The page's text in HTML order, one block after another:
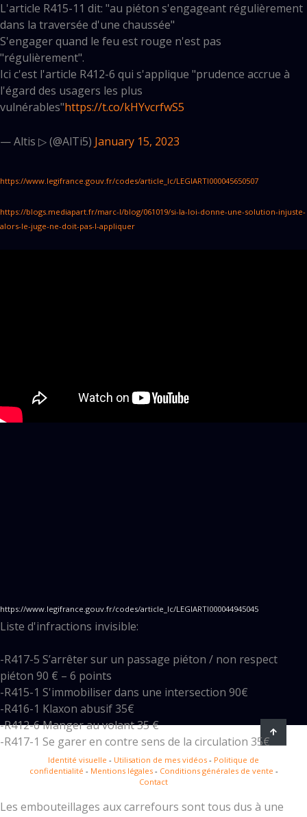
L'article R415-11 dit: "au piéton s'engageant régulièrement
dans la traversée d'une chaussée"
S'engager quand le feu est rouge n'est pas
"régulièrement".
Ici c'est l'article R412-6 qui s'applique "prudence accrue à
l'égard des usagers les plus
vulnérables"https://t.co/kHYvcrfwS5
— Altis ▷ (@AlTi5) January 15, 2023
https://www.legifrance.gouv.fr/codes/article_lc/LEGIARTI000045650507
https://blogs.mediapart.fr/marc-l/blog/061019/si-la-loi-donne-une-solution-injuste-
alors-le-juge-ne-doit-pas-l-appliquer
https://www.legifrance.gouv.fr/codes/article_lc/LEGIARTI000044945045
Liste d'infractions invisible:
-R417-5 S’arrêter sur un passage piéton / non respect
piéton 90 € – 6 points
-R415-1 S'immobiliser dans une intersection 90€
-R416-1 Klaxon abusif 35€
-R412-6 Manger au volant 35 €
-R417-1 Se garer en contre sens de la circulation 35€
— Altis ▷ (@AlTi5)October 17, 2022
Les embouteillages aux carrefours sont tous dus à une
Identité visuelle - Utilisation de mes vidéos - Politique de
confidentialité - Mentions légales- Conditions générales de vente -
Contact